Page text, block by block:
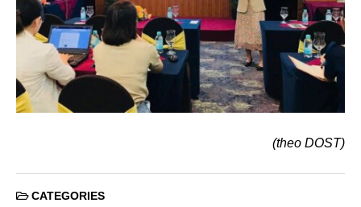
(theo DOST)
CATEGORIES